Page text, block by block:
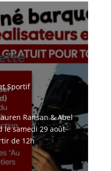
Sportif
Ransan & Abel
le samedi 29 août
de 12h